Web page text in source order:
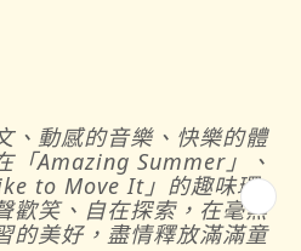
、動感的音樂、快樂的體
「Amazing Summer 」、
to Move It 」的趣味環
歡笑、自在探索，在毫無
的美好，盡情釋放滿滿童